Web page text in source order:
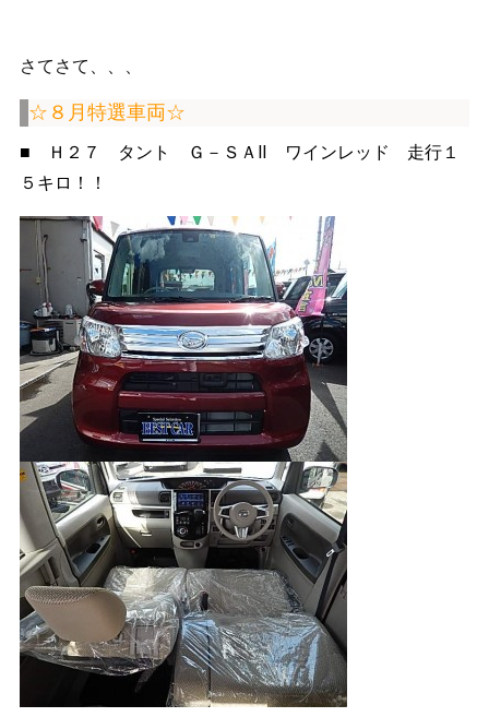
さてさて、、、
☆８月特選車両☆
■ Ｈ２７ タント Ｇ－ＳＡⅡ ワインレッド 走行１
５キロ！！